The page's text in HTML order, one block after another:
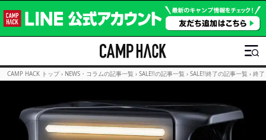
CAMP HACK トップ › NEWS・コラムの記事一覧 › SALE!!の記事一覧 › SALE!!終了の記事一覧 › 終